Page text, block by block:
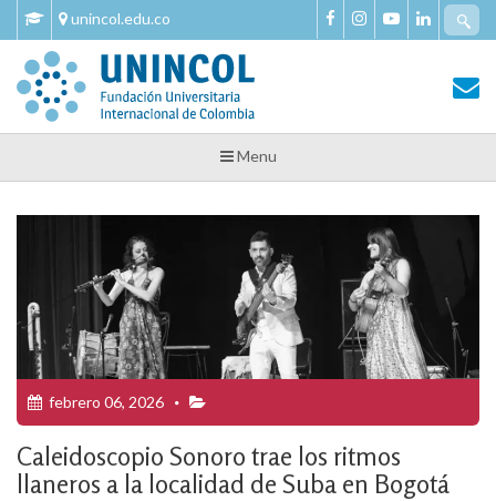
Skip
content
unincol.edu.co
Tu Salud y Bienestar
Tu Salud y Bienestar – Unincol
Menu
febrero 06, 2026
Caleidoscopio Sonoro trae los ritmos
llaneros a la localidad de Suba en Bogotá